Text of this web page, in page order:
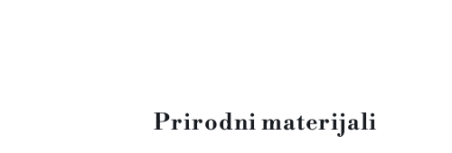
Prirodni materijali